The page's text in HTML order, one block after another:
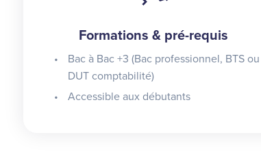
Formations & pré-requis
Bac à Bac +3 (Bac professionnel, BTS ou
DUT comptabilité)
Accessible aux débutants